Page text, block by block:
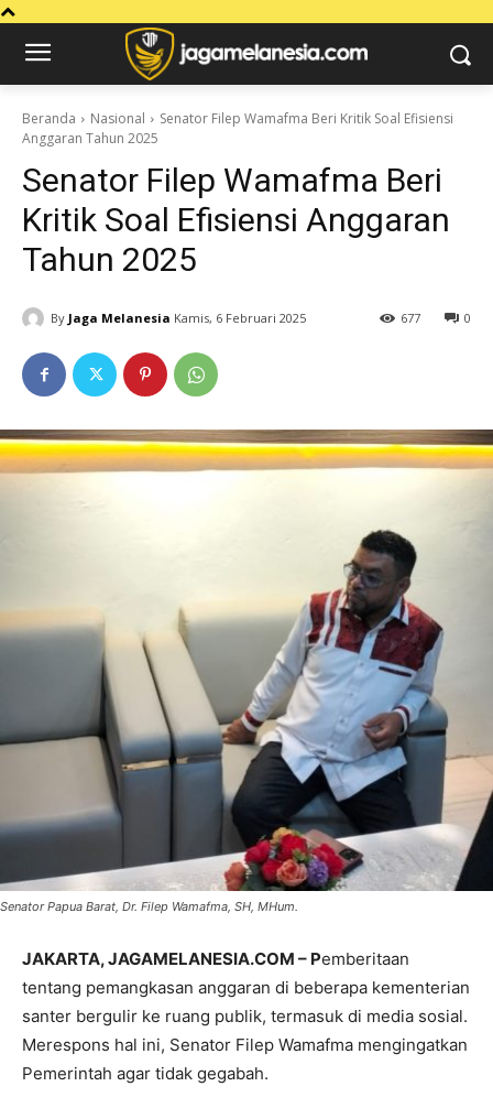
Beranda Nasional
Senator Filep Wamafma Beri Kritik Soal Efisiensi
Anggaran Tahun 2025
Senator Filep Wamafma Beri
Kritik Soal Efisiensi Anggaran
Tahun 2025
By Jaga Melanesia Kamis, 6 Februari 2025 0
677
Senator Papua Barat, Dr. Filep Wamafma, SH, MHum.
JAKARTA, JAGAMELANESIA.COM – Pemberitaan
tentang pemangkasan anggaran di beberapa kementerian
santer bergulir ke ruang publik, termasuk di media sosial.
Merespons hal ini, Senator Filep Wamafma mengingatkan
Pemerintah agar tidak gegabah.